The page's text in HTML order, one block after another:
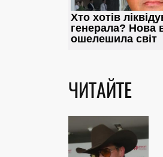
ЧИТАЙТЕ